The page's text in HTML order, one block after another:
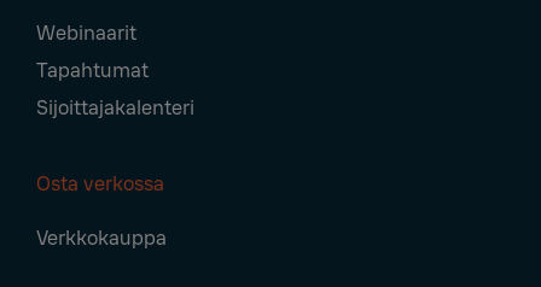
Webinaarit
Tapahtumat
Sijoittajakalenteri
Osta verkossa
Verkkokauppa